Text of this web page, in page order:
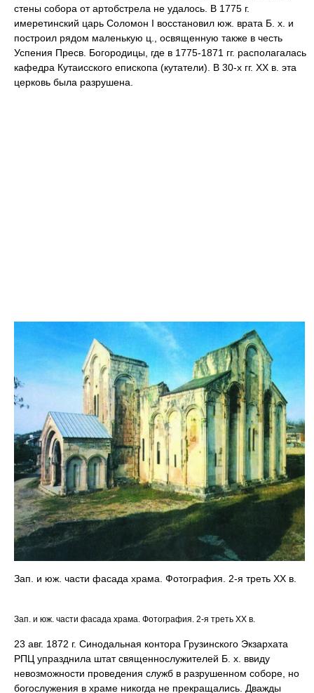
стены собора от артобстрела не удалось. В 1775 г.
имеретинский царь Соломон I восстановил юж. врата Б. х. и
построил рядом маленькую ц., освященную также в честь
Успения Пресв. Богородицы, где в 1775-1871 гг. располагалась
кафедра Кутаисского епископа (кутатели). В 30-х гг. ХХ в. эта
церковь была разрушена.
Зап. и юж. части фасада храма. Фотография. 2-я треть ХХ в.
Зап. и юж. части фасада храма. Фотография. 2-я треть ХХ в.
23 авг. 1872 г. Синодальная контора Грузинского Экзархата
РПЦ упразднила штат священнослужителей Б. х. ввиду
невозможности проведения служб в разрушенном соборе, но
богослужения в храме никогда не прекращались. Дважды